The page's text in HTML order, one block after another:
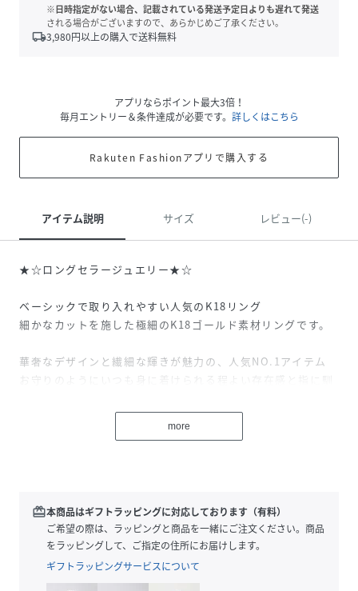
※日時指定がない場合、記載されている発送予定日よりも遅れて発送
される場合がございますので、あらかじめご了承ください。
local_shipping3,980円以上の購入で送料無料
アプリならポイント最大3倍！
毎月エントリー＆条件達成が必要です。 詳しくはこちら
Rakuten Fashionアプリで購入する
アイテム説明 サイズ レビュー(-)
★☆ロングセラージュエリー★☆
ベーシックで取り入れやすい人気のK18リング
細かなカットを施した極細のK18ゴールド素材リングです。
華奢なデザインと繊細な輝きが魅力の、人気NO.1アイテム
お守りのようにいつも身に着けられる程よい存在感と指に馴
ファランジリングとしてオシャレにコーディネイトするのも
大変細いリングとなりますので、お取り扱いには十分ご注意
ください。
こちらのリングはデザイン上ブランド刻印は入っておりませ
more
redeem本商品はギフトラッピングに対応しております（有料）
ご希望の際は、ラッピングと商品を一緒にご注文ください。商品
をラッピングして、ご指定の住所にお届けします。
ギフトラッピングサービスについて